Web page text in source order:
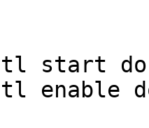
start
enable